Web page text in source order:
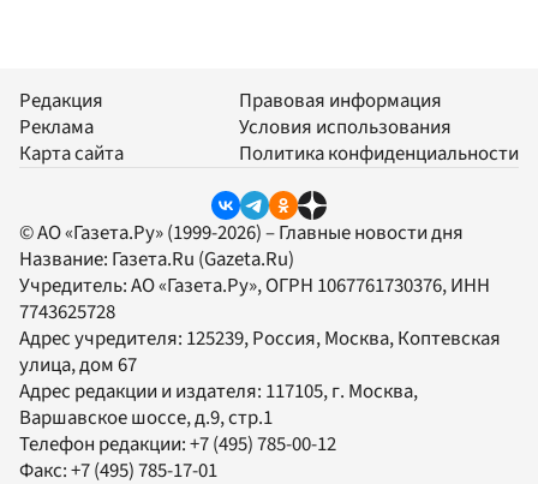
Редакция
Реклама
Карта сайта
Правовая информация
Условия использования
Политика конфиденциальности
© АО «Газета.Ру» (1999-2026) – Главные новости дня
Название: Газета.Ru (Gazeta.Ru)
Учредитель:АО «Газета.Ру», ОГРН 1067761730376, ИНН
7743625728
Адрес учредителя: 125239, Россия, Москва, Коптевская
улица, дом 67
Адрес редакции и издателя: 117105, г. Москва,
Варшавское шоссе, д.9, стр.1
Телефон редакции:+7 (495) 785-00-12
Факс:+7 (495) 785-17-01